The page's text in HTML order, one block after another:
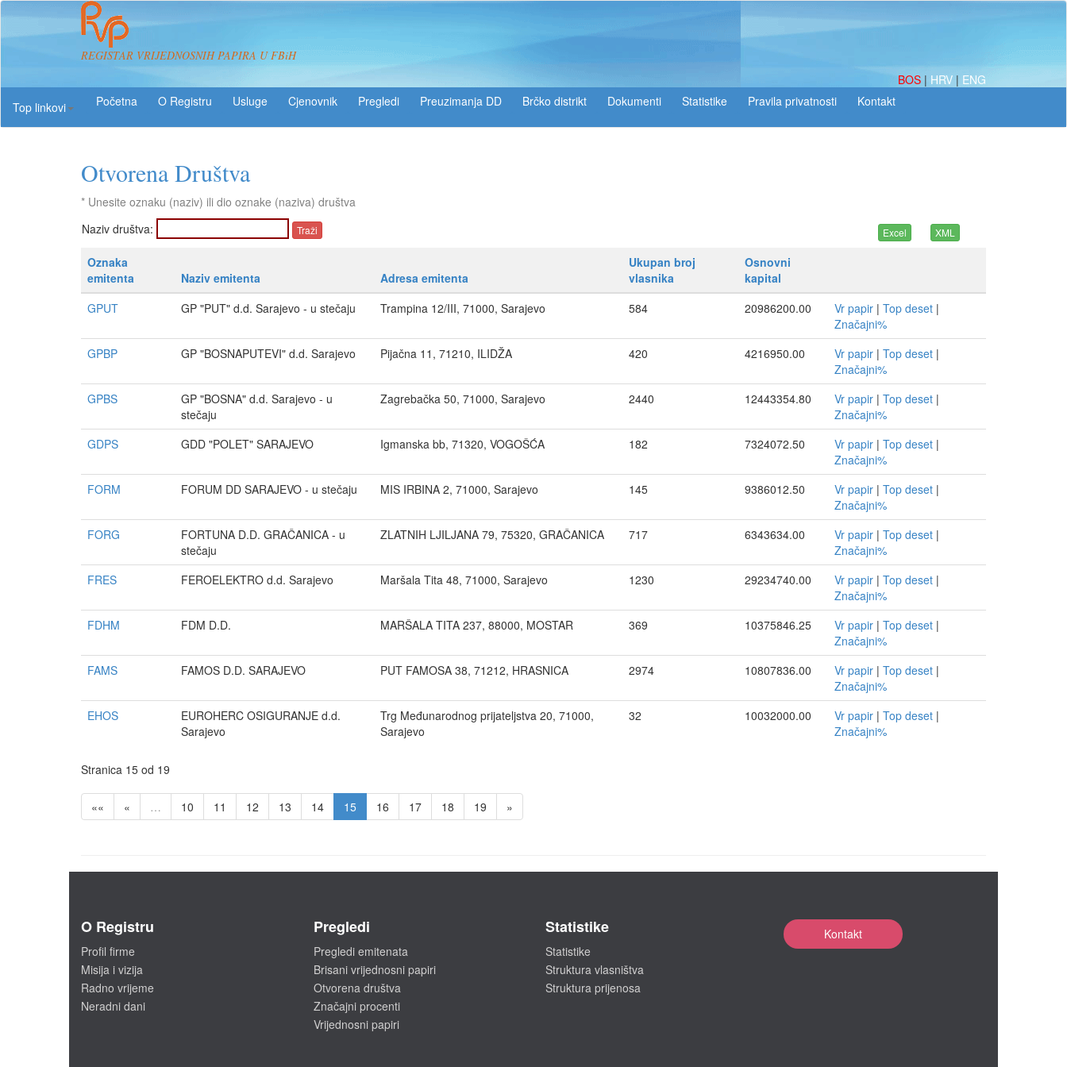
REGISTAR VRIJEDNOSNIH PAPIRA U FBiH
BOS | HRV | ENG
Top linkovi
O Registru Usluge Pregledi Preuzimanja DD Brčko distrikt Dokumenti Statistike
Otvorena Društva
* Unesite oznaku (naziv) ili dio oznake (naziva) društva
Naziv društva:
Oznaka
emitenta
Naziv emitenta Adresa emitenta
Ukupan broj
vlasnika
Osnovni
kapital
GPUT
GP "PUT" d.d. Sarajevo - u stečaju Trampina 12/III, 71000, Sarajevo 584 20986200.00 Vr papir | Top deset |
Značajni%
GPBP
GP "BOSNAPUTEVI" d.d. Sarajevo Pijačna 11, 71210, ILIDŽA 420 4216950.00 Vr papir | Top deset |
Značajni%
GPBS
GP "BOSNA" d.d. Sarajevo - u
stečaju
Zagrebačka 50, 71000, Sarajevo 2440 12443354.80 Vr papir | Top deset |
Značajni%
GDPS
GDD "POLET" SARAJEVO Igmanska bb, 71320, VOGOŠĆA 182 7324072.50 Vr papir | Top deset |
Značajni%
FORM
FORUM DD SARAJEVO - u stečaju MIS IRBINA 2, 71000, Sarajevo 145 9386012.50 Vr papir | Top deset |
Značajni%
FORG
FORTUNA D.D. GRAČANICA - u
stečaju
ZLATNIH LJILJANA 79, 75320, GRAČANICA 717 6343634.00 Vr papir | Top deset |
Značajni%
FRES
FEROELEKTRO d.d. Sarajevo Maršala Tita 48, 71000, Sarajevo 1230 29234740.00 Vr papir | Top deset |
Značajni%
FDHM
FDM D.D. MARŠALA TITA 237, 88000, MOSTAR 369 10375846.25 Vr papir | Top deset |
Značajni%
FAMS
FAMOS D.D. SARAJEVO PUT FAMOSA 38, 71212, HRASNICA 2974 10807836.00 Vr papir | Top deset |
Značajni%
EHOS
EUROHERC OSIGURANJE d.d.
Sarajevo
Trg Međunarodnog prijateljstva 20, 71000,
Sarajevo
32 10032000.00 Vr papir | Top deset |
Značajni%
Stranica 15 od 19
«« « … 10 11 12 13 14 15 16 17 18 19 »
O Registru
Profil firme
Misija i vizija
Radno vrijeme
Neradni dani
Pregledi
Pregledi emitenata
Brisani vrijednosni papiri
Otvorena društva
Značajni procenti
Vrijednosni papiri
Statistike
Statistike
Struktura vlasništva
Struktura prijenosa
Kontakt